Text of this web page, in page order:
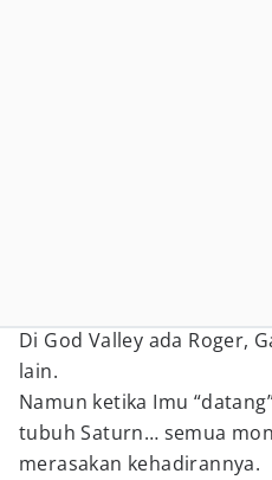
Di God Valley ada Roger,
lain.
Namun ketika Imu
tubuh Saturn… semua
merasakan kehadirannya.